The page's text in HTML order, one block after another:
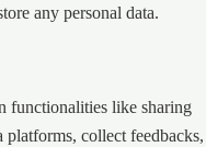
any personal data.
functionalities like sharing
platforms, collect feedbacks,